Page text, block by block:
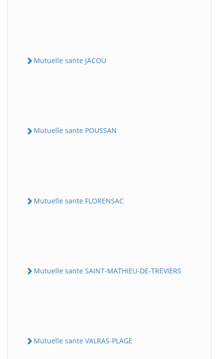
Mutuelle sante JACOU
Mutuelle sante POUSSAN
Mutuelle sante FLORENSAC
Mutuelle sante SAINT-MATHIEU-DE-TREVIERS
Mutuelle sante VALRAS-PLAGE